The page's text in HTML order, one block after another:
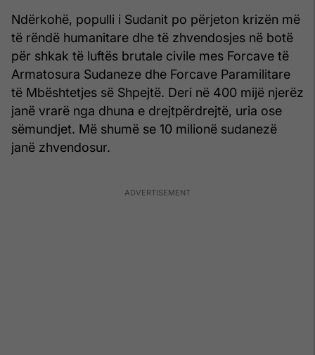
Ndërkohë, populli i Sudanit po përjeton krizën më
të rëndë humanitare dhe të zhvendosjes në botë
për shkak të luftës brutale civile mes Forcave të
Armatosura Sudaneze dhe Forcave Paramilitare
të Mbështetjes së Shpejtë. Deri në 400 mijë njerëz
janë vrarë nga dhuna e drejtpërdrejtë, uria ose
sëmundjet. Më shumë se 10 milionë sudanezë
janë zhvendosur.